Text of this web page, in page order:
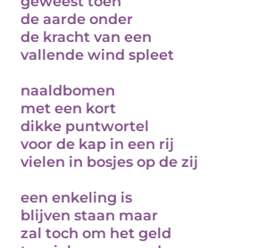
de aarde onder
de kracht van een
vallende wind spleet
naaldbomen
met een kort
dikke puntwortel
voor de kap in een rij
vielen in bosjes op de zij
een enkeling is
blijven staan maar
zal toch om het geld